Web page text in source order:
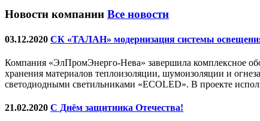
Новости компании Все новости
03.12.2020 СК «ТАЛАН» модернизация системы
Компания «ЭлПромЭнерго-Нева» завершила комплексное
хранения материалов теплоизоляции, шумоизоляции и
светодиодными светильниками «ECOLED». В проекте
21.02.2020 С Днём защитника Отечества!